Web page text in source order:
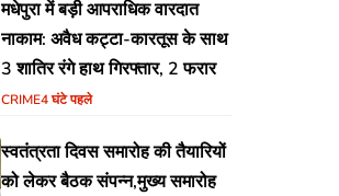
मधेपुरा में बड़ी आपराधिक वारदात
नाकाम: अवैध कट्टा-कारतूस के साथ
3 शातिर रंगे हाथ गिरफ्तार, 2 फरार
CRIME4 घंटे पहले
स्वतंत्रता दिवस समारोह की तैयारियों
को लेकर बैठक संपन्न,मुख्य समारोह